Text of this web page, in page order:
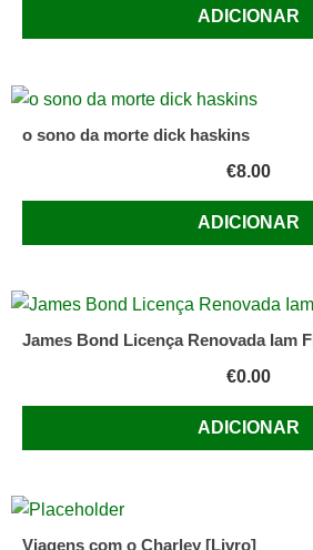
ADICIONAR
o sono da morte dick haskins
€8.00
ADICIONAR
James Bond Licença Renovada Iam
€0.00
ADICIONAR
Viagens com o Charley [Livro]